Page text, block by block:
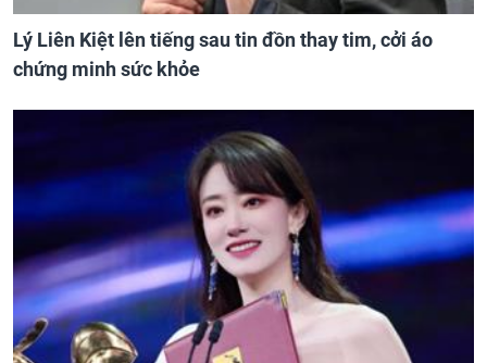
Lý Liên Kiệt lên tiếng sau tin đồn thay tim, cởi áo
chứng minh sức khỏe